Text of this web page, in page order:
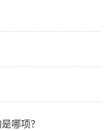
哪项？